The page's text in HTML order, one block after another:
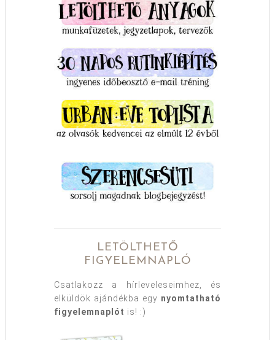
LETÖLTHETŐ
FIGYELEMNAPLÓ
Csatlakozz a hírleveleseimhez, és
elküldök ajándékba egy nyomtatható
figyelemnaplót is! :)